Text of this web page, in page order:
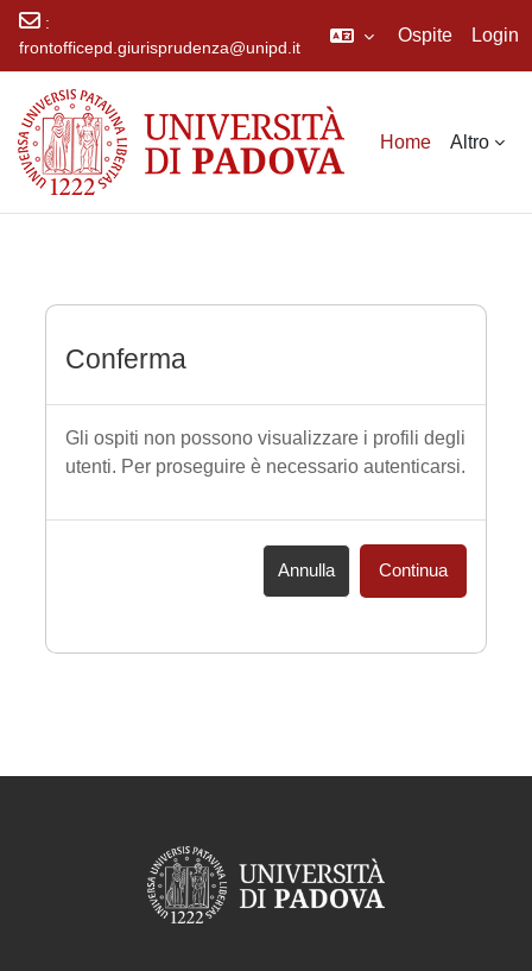
:
frontofficepd.giurisprudenza@unipd.it
Ospite Login
Home Altro
Conferma
Gli ospiti non possono visualizzare i profili degli
utenti. Per proseguire è necessario autenticarsi.
Annulla Continua